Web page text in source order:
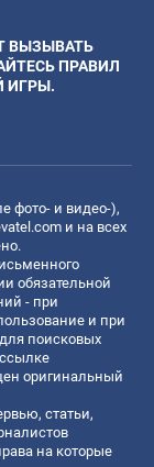
ВЫЗЫВАТЬ
ПРАВИЛ
ИГРЫ.
фото- и видео-),
и на всех
обязательной
- при
и при
поисковых
оригинальный
статьи,
на которые